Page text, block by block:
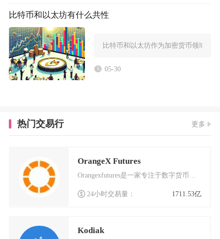
比特币和以太坊有什么共性
比特币和以太坊作为加密货币领域的
05-30
热门交易行 更多
OrangeX Futures
Orangexfutures是一家专注于数字货币交易的创新平台，致力于为用户提供安全、高效
24小时交易量： 1711.53亿
Kodiak